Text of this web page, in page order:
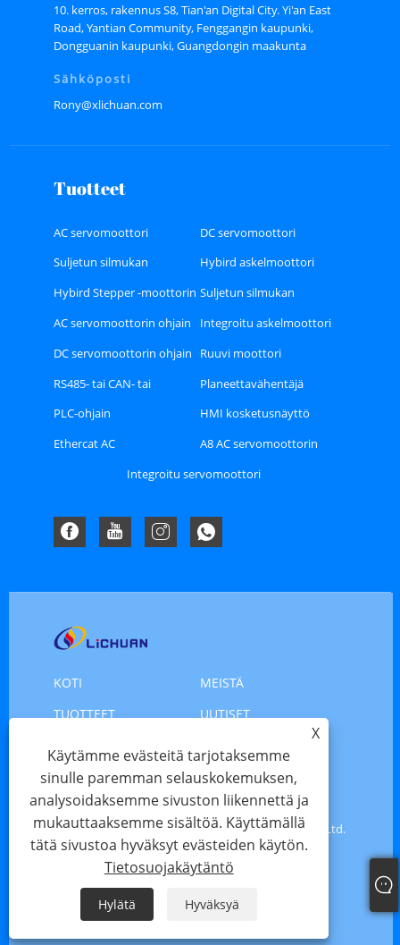
10. kerros, rakennus S8, Tian'an Digital City. Yi'an East
Road, Yantian Community, Fenggangin kaupunki,
Dongguanin kaupunki, Guangdongin maakunta
Sähköposti
Rony@xlichuan.com
Tuotteet
AC servomoottori
DC servomoottori
Suljetun silmukan
askelmoottori
Hybird askelmoottori
Hybird Stepper -moottorin
ohjain
Suljetun silmukan
askelmoottorin ohjain
AC servomoottorin ohjain
Integroitu askelmoottori
DC servomoottorin ohjain
Ruuvi moottori
RS485- tai CAN- tai
Ethercat-väylätyyppinen
Stepper Driver
Planeettavähentäjä
PLC-ohjain
HMI kosketusnäyttö
Ethercat AC
servomoottorin ajurisarja
A8 AC servomoottorin
ohjainsarja
Integroitu servomoottori
KOTI
MEISTÄ
TUOTTEET
UUTISET
OTA YHTEYTTÄ
Copyright © 2025 Shenzhen Xinlichuan Electric Co., Ltd.
- Servomoottori, moottorin servo, askelmoottori -
Kaikki oikeudet pidätetään
Sitemap XML Tietosuojakäytäntö
X
Käytämme evästeitä tarjotaksemme
sinulle paremman selauskokemuksen,
analysoidaksemme sivuston liikennettä ja
mukauttaaksemme sisältöä. Käyttämällä
tätä sivustoa hyväksyt evästeiden käytön.
Tietosuojakäytäntö
Hylätä Hyväksyä